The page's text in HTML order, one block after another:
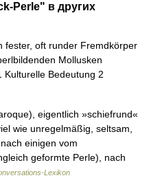
Perle" в других
fester, oft runder Fremdkörper
Mollusken
Kulturelle Bedeutung 2
eigentlich »schiefrund«
wie unregelmäßig, seltsam,
einigen vom
geformte Perle), nach
Lexikon